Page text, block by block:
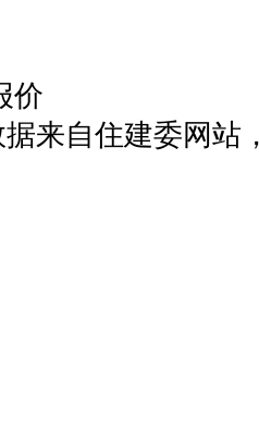
价
来自住建委网站